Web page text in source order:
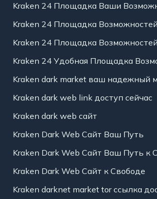
Kraken 24 Площадка Ваши
Kraken 24 Площадка Возможностей
Kraken 24 Площадка
Kraken 24 Удобная Площадка
Kraken dark market ваш надежный
Kraken dark web link доступ сейчас
Kraken dark web сайт
Kraken Dark Web Сайт Ваш Путь
Kraken Dark Web Сайт Ваш Путь к
Kraken Dark Web Сайт к Свободе
Kraken darknet market tor ссылка